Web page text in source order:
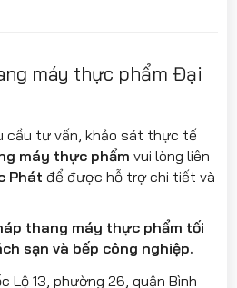
máy thực phẩm Đại
cầu tư vấn, khảo sát thực tế
máy thực phẩm vui lòng liên
Phát để được hỗ trợ chi tiết và
thang máy thực phẩm tối
sạn và bếp công nghiệp.
Lộ 13, phường 26, quận Bình